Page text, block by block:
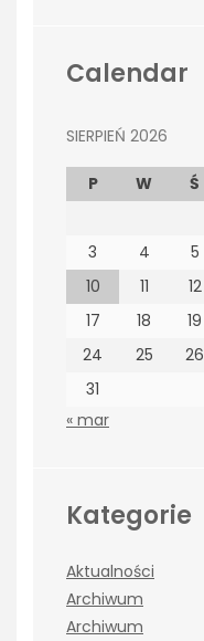
Calendar
SIERPIEŃ 2026
P W Ś
3
4 5
10
11 12
17
18 19
24
25 26
31
« mar
Kategorie
Aktualności
Archiwum
Archiwum